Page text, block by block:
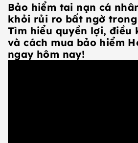
Bảo hiểm tai nạn cá
khỏi rủi ro bất ngờ trong
Tìm hiểu quyền lợi, điều
và cách mua bảo hiểm
ngay hôm nay!